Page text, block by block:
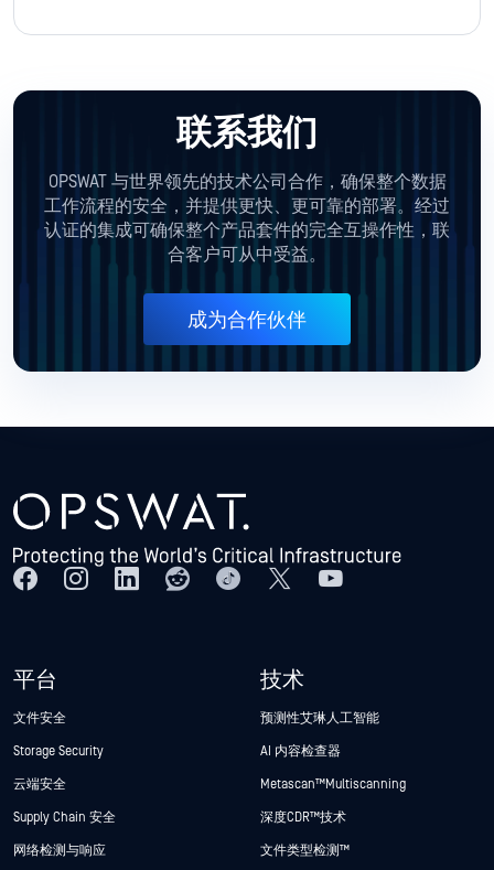
联系我们
OPSWAT 与世界领先的技术公司合作，确保整个数据
工作流程的安全，并提供更快、更可靠的部署。经过
认证的集成可确保整个产品套件的完全互操作性，联
合客户可从中受益。
成为合作伙伴
平台
文件安全
Storage Security
云端安全
Supply Chain 安全
网络检测与响应
技术
预测性艾琳人工智能
AI 内容检查器
Metascan™ Multiscanning
深度CDR™技术
文件类型检测™